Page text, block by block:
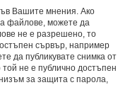
Вашите мнения. Ако
файлове, можете да
не е разрешено, то
сървър, например
да публикувате снимка от
не е публично достъпен
за защита с парола,